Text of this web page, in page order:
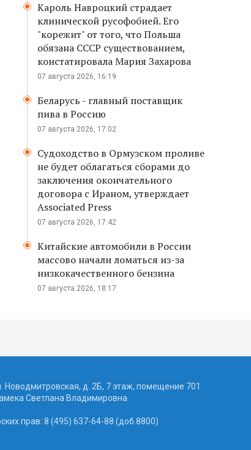
Кароль Навроцкий страдает
клинической русофобией. Его
"корежит" от того, что Польша
обязана СССР существованием,
констатировала Мария Захарова
07 августа 2026, 16:19
Беларусь - главный поставщик
пива в Россию
07 августа 2026, 17:02
Судоходство в Ормузском проливе
не будет облагаться сборами до
заключения окончательного
договора с Ираном, утверждает
Associated Press
07 августа 2026, 17:42
Китайские автомобили в России
массово начали ломаться из-за
низкокачественного бензина
07 августа 2026, 18:17
Новодмитровская, д. 2Б, 7 этаж, помещение 701
Светлана Владимировна
прав: 8 (495) 637-64-88 (доб.8800)